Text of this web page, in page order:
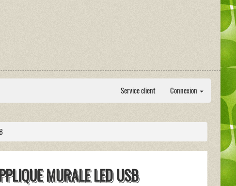
Service client Connexion
MURALE LED USB